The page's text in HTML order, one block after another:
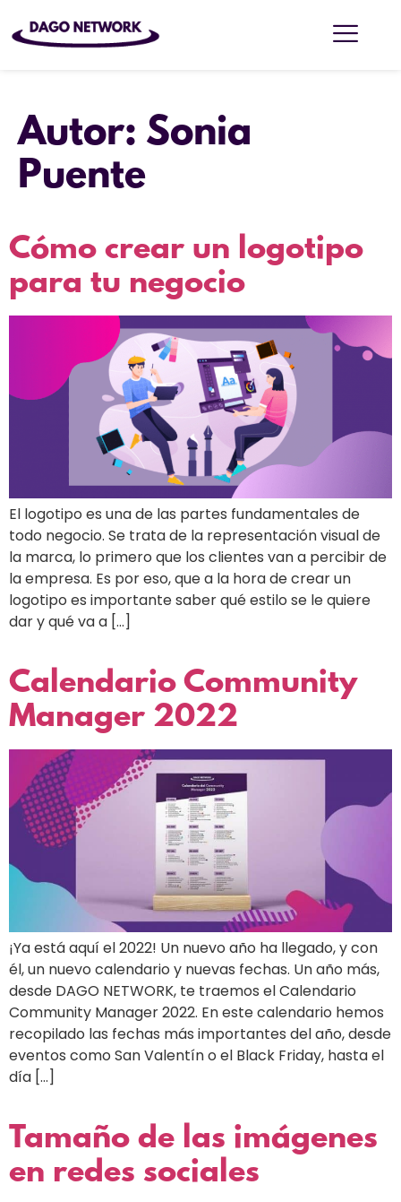
Autor: Sonia
Puente
Cómo crear un logotipo
para tu negocio
El logotipo es una de las partes fundamentales de
todo negocio. Se trata de la representación visual de
la marca, lo primero que los clientes van a percibir de
la empresa. Es por eso, que a la hora de crear un
logotipo es importante saber qué estilo se le quiere
dar y qué va a […]
Calendario Community
Manager 2022
¡Ya está aquí el 2022! Un nuevo año ha llegado, y con
él, un nuevo calendario y nuevas fechas. Un año más,
desde DAGO NETWORK, te traemos el Calendario
Community Manager 2022. En este calendario hemos
recopilado las fechas más importantes del año, desde
eventos como San Valentín o el Black Friday, hasta el
día […]
Tamaño de las imágenes
en redes sociales